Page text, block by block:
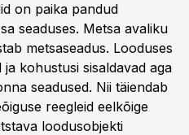
on paika pandud
seaduses. Metsa avaliku
metsaseadus. Looduses
kohustusi sisaldavad aga
seadused. Nii täiendab
reegleid eelkõige
loodusobjekti